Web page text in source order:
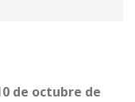
de octubre de